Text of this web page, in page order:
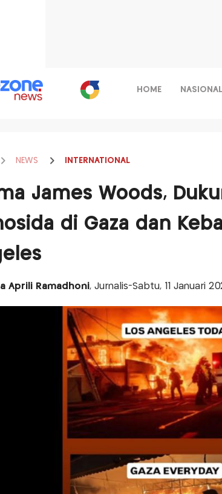
HOME NASIONAL
NEWS INTERNATIONAL
James Woods,
di Gaza dan
Aprili Ramadhoni, Jurnalis-Sabtu, 11 Januari